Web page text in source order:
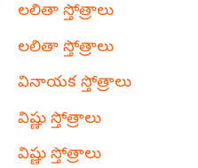
లలితా స్తోత్రాలు
లలితా స్తోత్రాలు
వినాయక స్తోత్రాలు
విష్ణు స్తోత్రాలు
విష్ణు స్తోత్రాలు